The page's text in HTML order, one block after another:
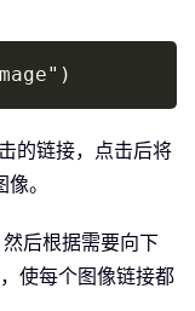
的链接，点击后将
。
后根据需要向下
使每个图像链接都